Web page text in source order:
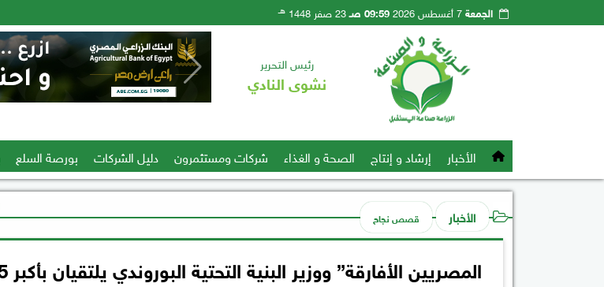
الجمعة7 أغسطس 2026 09:59 صـ 23 صفر 1448 هـ
رئيس التحرير
نشوى النادي
الأخبار إرشاد و إنتاج الصحة و الغذاء شركات ومستثمرون دليل الشركات بورصة السلع
الأخبار قصص نجاح